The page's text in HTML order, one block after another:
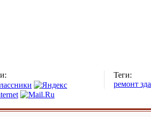
Теги:
ремонт